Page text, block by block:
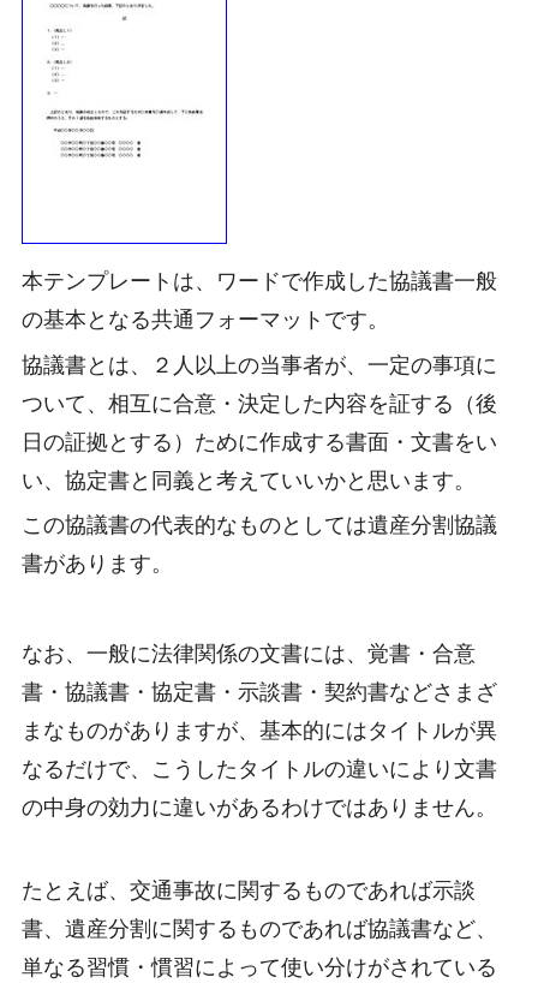
本テンプレートは、ワードで作成した協議書一般
の基本となる共通フォーマットです。
協議書とは、２人以上の当事者が、一定の事項に
ついて、相互に合意・決定した内容を証する（後
日の証拠とする）ために作成する書面・文書をい
い、協定書と同義と考えていいかと思います。
この協議書の代表的なものとしては遺産分割協議
書があります。
なお、一般に法律関係の文書には、覚書・合意
書・協議書・協定書・示談書・契約書などさまざ
まなものがありますが、基本的にはタイトルが異
なるだけで、こうしたタイトルの違いにより文書
の中身の効力に違いがあるわけではありません。
たとえば、交通事故に関するものであれば示談
書、遺産分割に関するものであれば協議書など、
単なる習慣・慣習によって使い分けがされている